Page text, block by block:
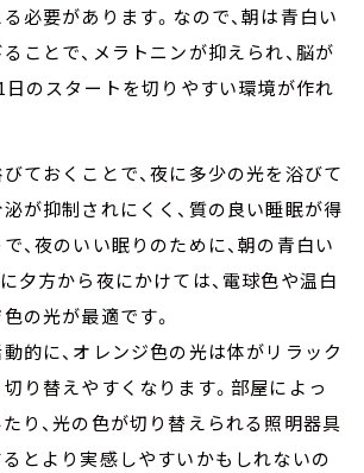
必要があります。なので、朝は青白い
ことで、メラトニンが抑えられ、脳が
日のスタートを切りやすい環境が作れ
ておくことで、夜に多少の光を浴びて
が抑制されにくく、質の良い睡眠が得
、夜のいい眠りのために、朝の青白い
夕方から夜にかけては、電球色や温白
の光が最適です。
的に、オレンジ色の光は体がリラック
り替えやすくなります。部屋によっ
り、光の色が切り替えられる照明器具
とより実感しやすいかもしれないの